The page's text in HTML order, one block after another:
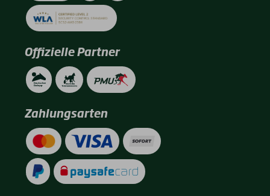
Offizielle Partner
Zahlungsarten